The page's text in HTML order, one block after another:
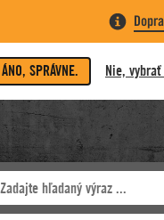
ÁNO, SPRÁVNE. Nie,